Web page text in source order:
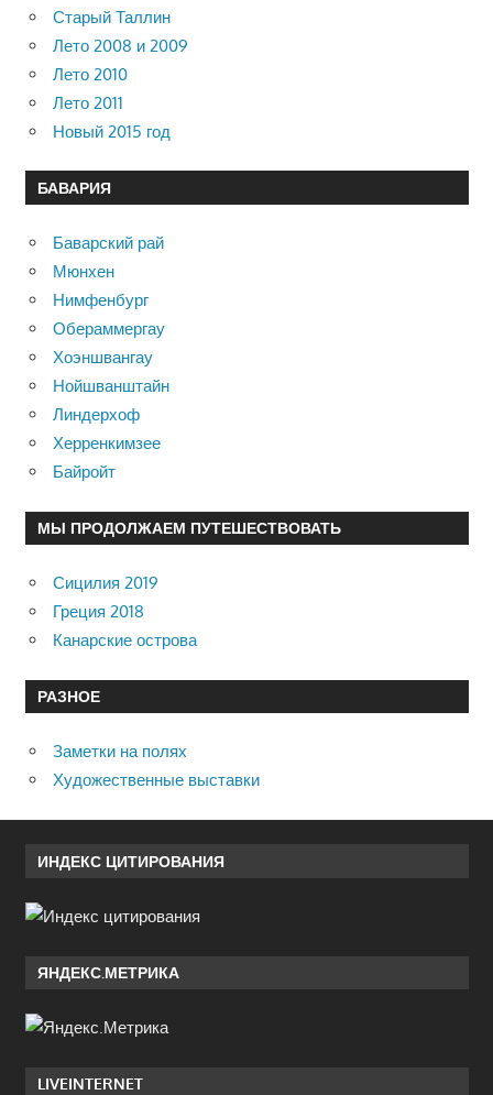
Старый Таллин
Лето 2008 и 2009
Лето 2010
Лето 2011
Новый 2015 год
БАВАРИЯ
Баварский рай
Мюнхен
Нимфенбург
Обераммергау
Хоэншвангау
Нойшванштайн
Линдерхоф
Херренкимзее
Байройт
МЫ ПРОДОЛЖАЕМ ПУТЕШЕСТВОВАТЬ
Сицилия 2019
Греция 2018
Канарские острова
РАЗНОЕ
Заметки на полях
Художественные выставки
ИНДЕКС ЦИТИРОВАНИЯ
ЯНДЕКС.МЕТРИКА
LIVEINTERNET